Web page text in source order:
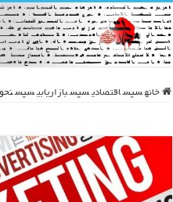
خانه سپس اقتصادی سپس بازاریابی سپس